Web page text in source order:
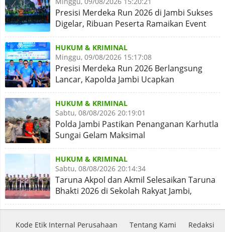
Presisi Merdeka Run 2026 di Jambi Sukses
Digelar, Ribuan Peserta Ramaikan Event
Nasional
HUKUM & KRIMINAL
Minggu, 09/08/2026 15:17:08
Presisi Merdeka Run 2026 Berlangsung
Lancar, Kapolda Jambi Ucapkan
Terimakasih dan Apresiasi
HUKUM & KRIMINAL
Sabtu, 08/08/2026 20:19:01
Polda Jambi Pastikan Penanganan Karhutla
Sungai Gelam Maksimal
HUKUM & KRIMINAL
Sabtu, 08/08/2026 20:14:34
Taruna Akpol dan Akmil Selesaikan Taruna
Bhakti 2026 di Sekolah Rakyat Jambi,
Kegiatan Aman Lancar
Kode Etik Internal Perusahaan Tentang Kami Redaksi